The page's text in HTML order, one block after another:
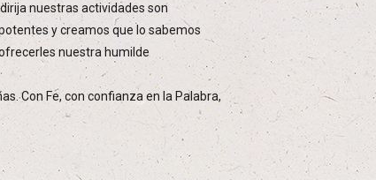
nuestras actividades son
y creamos que lo sabemos
nuestra humilde
Con Fe, con confianza en la Palabra,